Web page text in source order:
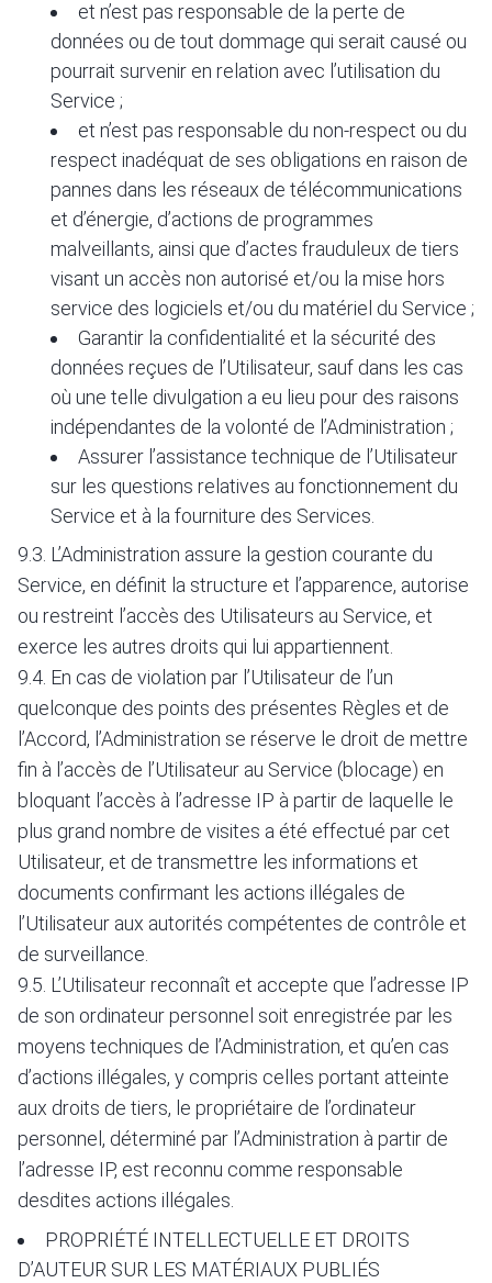
et n’est pas responsable de la perte de
données ou de tout dommage qui serait causé ou
pourrait survenir en relation avec l’utilisation du
Service ;
et n’est pas responsable du non-respect ou du
respect inadéquat de ses obligations en raison de
pannes dans les réseaux de télécommunications
et d’énergie, d’actions de programmes
malveillants, ainsi que d’actes frauduleux de tiers
visant un accès non autorisé et/ou la mise hors
service des logiciels et/ou du matériel du Service ;
Garantir la confidentialité et la sécurité des
données reçues de l’Utilisateur, sauf dans les cas
où une telle divulgation a eu lieu pour des raisons
indépendantes de la volonté de l’Administration ;
Assurer l’assistance technique de l’Utilisateur
sur les questions relatives au fonctionnement du
Service et à la fourniture des Services.
9.3. L’Administration assure la gestion courante du
Service, en définit la structure et l’apparence, autorise
ou restreint l’accès des Utilisateurs au Service, et
exerce les autres droits qui lui appartiennent.
9.4. En cas de violation par l’Utilisateur de l’un
quelconque des points des présentes Règles et de
l’Accord, l’Administration se réserve le droit de mettre
fin à l’accès de l’Utilisateur au Service (blocage) en
bloquant l’accès à l’adresse IP à partir de laquelle le
plus grand nombre de visites a été effectué par cet
Utilisateur, et de transmettre les informations et
documents confirmant les actions illégales de
l’Utilisateur aux autorités compétentes de contrôle et
de surveillance.
9.5. L’Utilisateur reconnaît et accepte que l’adresse IP
de son ordinateur personnel soit enregistrée par les
moyens techniques de l’Administration, et qu’en cas
d’actions illégales, y compris celles portant atteinte
aux droits de tiers, le propriétaire de l’ordinateur
personnel, déterminé par l’Administration à partir de
l’adresse IP, est reconnu comme responsable
desdites actions illégales.
PROPRIÉTÉ INTELLECTUELLE ET DROITS
D’AUTEUR SUR LES MATÉRIAUX PUBLIÉS